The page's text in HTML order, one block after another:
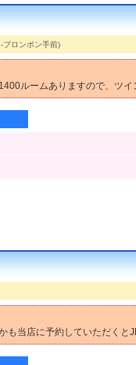
プロンポン手前)
ルームありますので、ツイ
も当店に予約していただくと